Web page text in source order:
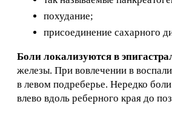
похудание;
присоединение сахарного
Боли локализуются в
железы. При вовлечении в
в левом подреберье. Нередко
влево вдоль реберного края до